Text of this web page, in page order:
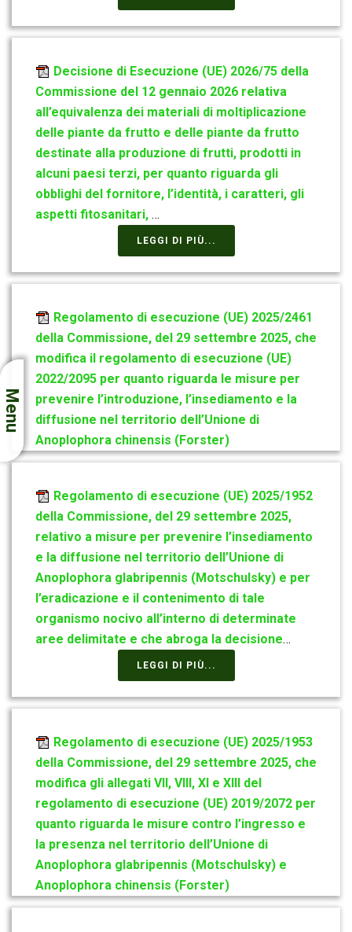
Menu
Decisione di Esecuzione (UE) 2026/75 della
Commissione del 12 gennaio 2026 relativa
all’equivalenza dei materiali di moltiplicazione
delle piante da frutto e delle piante da frutto
destinate alla produzione di frutti, prodotti in
alcuni paesi terzi, per quanto riguarda gli
obblighi del fornitore, l’identità, i caratteri, gli
aspetti fitosanitari, …
LEGGI DI PIÙ...
Regolamento di esecuzione (UE) 2025/2461
della Commissione, del 29 settembre 2025, che
modifica il regolamento di esecuzione (UE)
2022/2095 per quanto riguarda le misure per
prevenire l’introduzione, l’insediamento e la
diffusione nel territorio dell’Unione di
Anoplophora chinensis (Forster)
Regolamento di esecuzione (UE) 2025/1952
della Commissione, del 29 settembre 2025,
relativo a misure per prevenire l’insediamento
e la diffusione nel territorio dell’Unione di
Anoplophora glabripennis (Motschulsky) e per
l’eradicazione e il contenimento di tale
organismo nocivo all’interno di determinate
aree delimitate e che abroga la decisione…
LEGGI DI PIÙ...
Regolamento di esecuzione (UE) 2025/1953
della Commissione, del 29 settembre 2025, che
modifica gli allegati VII, VIII, XI e XIII del
regolamento di esecuzione (UE) 2019/2072 per
quanto riguarda le misure contro l’ingresso e
la presenza nel territorio dell’Unione di
Anoplophora glabripennis (Motschulsky) e
Anoplophora chinensis (Forster)